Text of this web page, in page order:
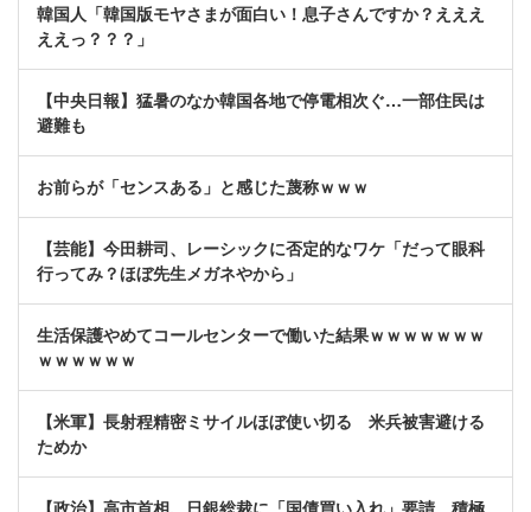
韓国人「韓国版モヤさまが面白い！息子さんですか？えええ
ええっ？？？」
【中央日報】猛暑のなか韓国各地で停電相次ぐ…一部住民は
避難も
お前らが「センスある」と感じた蔑称ｗｗｗ
【芸能】今田耕司、レーシックに否定的なワケ「だって眼科
行ってみ？ほぼ先生メガネやから」
生活保護やめてコールセンターで働いた結果ｗｗｗｗｗｗｗ
ｗｗｗｗｗｗ
【米軍】長射程精密ミサイルほぼ使い切る 米兵被害避ける
ためか